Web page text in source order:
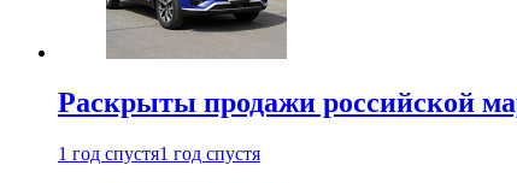
Раскрыты продажи российской
1 год спустя1 год спустя